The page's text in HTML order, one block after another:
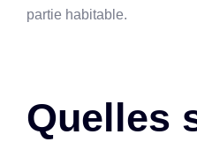
partie habitable.
Quelles